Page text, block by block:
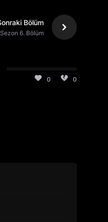
Bölüm
Sezon 6. Bölüm
0 0